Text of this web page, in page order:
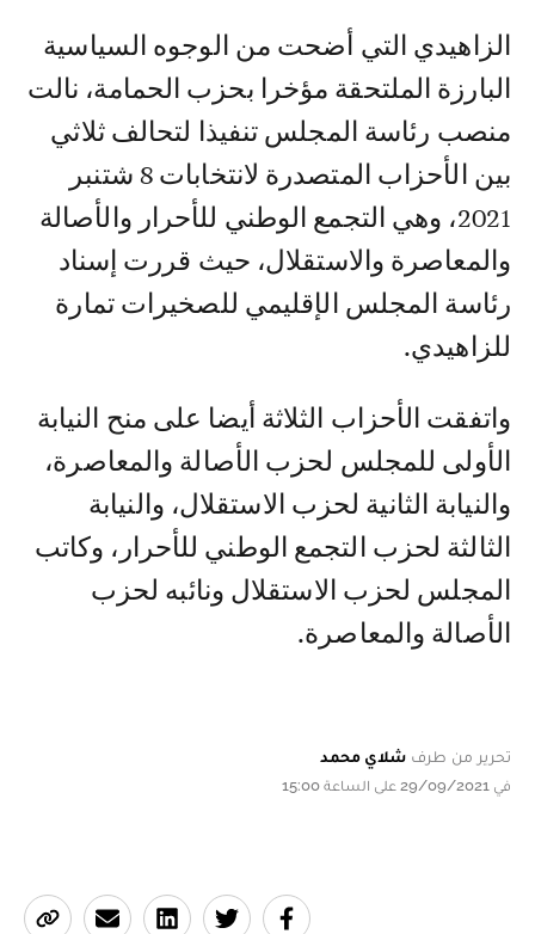
الزاهيدي التي أضحت من الوجوه السياسية
البارزة الملتحقة مؤخرا بحزب الحمامة، نالت
منصب رئاسة المجلس تنفيذا لتحالف ثلاثي
بين الأحزاب المتصدرة لانتخابات 8 شتنبر
2021، وهي التجمع الوطني للأحرار والأصالة
والمعاصرة والاستقلال، حيث قررت إسناد
رئاسة المجلس الإقليمي للصخيرات تمارة
للزاهيدي.
واتفقت الأحزاب الثلاثة أيضا على منح النيابة
الأولى للمجلس لحزب الأصالة والمعاصرة،
والنيابة الثانية لحزب الاستقلال، والنيابة
الثالثة لحزب التجمع الوطني للأحرار، وكاتب
المجلس لحزب الاستقلال ونائبه لحزب
الأصالة والمعاصرة.
تحرير من طرف شلاي محمد
في 29/09/2021 على الساعة 15:00